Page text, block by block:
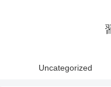
Uncategorized